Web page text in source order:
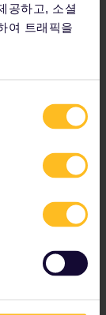
공하고, 소셜
여 트래픽을